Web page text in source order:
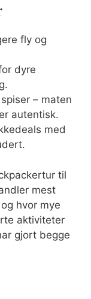
fly og
dyre
– maten
autentisk.
med
til
mest
hvor mye
aktiviteter
gjort begge